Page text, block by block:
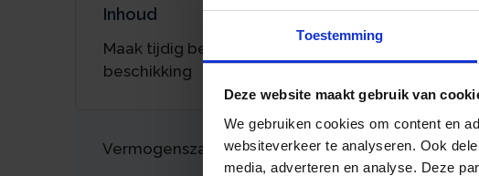
Toestemming
Deze website maakt gebruik van
We gebruiken cookies om content en
websiteverkeer te analyseren. Ook
media, adverteren en analyse. Deze
Inhoud
Maak tijdig bezwaar tegen WOZ-
beschikking
Vermogenszaken goed regelen?